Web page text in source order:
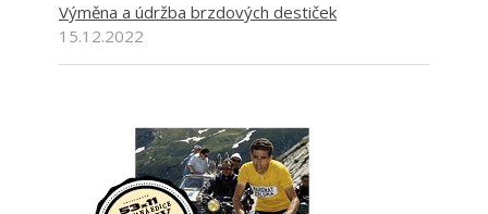
Výměna a údržba brzdových destiček
15.12.2022